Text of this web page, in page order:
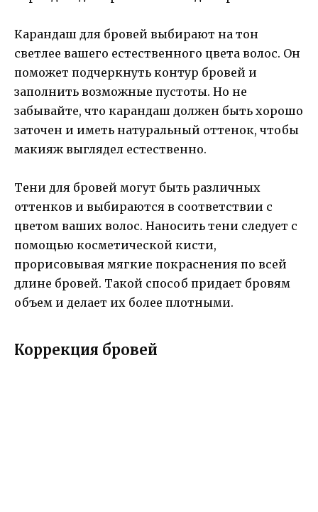
Карандаш для бровей выбирают на тон
светлее вашего естественного цвета волос. Он
поможет подчеркнуть контур бровей и
заполнить возможные пустоты. Но не
забывайте, что карандаш должен быть хорошо
заточен и иметь натуральный оттенок, чтобы
макияж выглядел естественно.
Тени для бровей могут быть различных
оттенков и выбираются в соответствии с
цветом ваших волос. Наносить тени следует с
помощью косметической кисти,
прорисовывая мягкие покраснения по всей
длине бровей. Такой способ придает бровям
объем и делает их более плотными.
Коррекция бровей